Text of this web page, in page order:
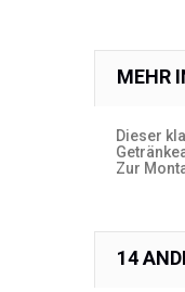
MEHR
Dieser
Zur
14